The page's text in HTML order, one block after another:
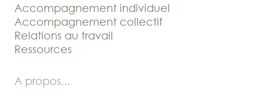
Accompagnement individuel
Accompagnement collectif
Relations au travail
Ressources
A propos...